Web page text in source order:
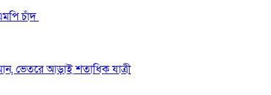
চাঁদ
ভেতরে আড়াই শতাধিক যাত্রী